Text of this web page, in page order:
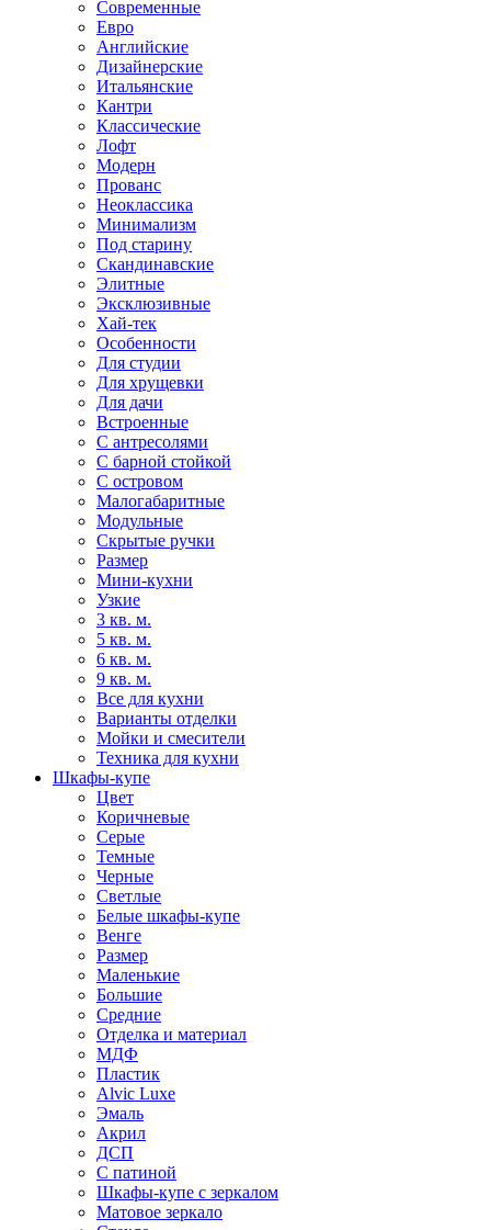
Современные
Евро
Английские
Дизайнерские
Итальянские
Кантри
Классические
Лофт
Модерн
Прованс
Неоклассика
Минимализм
Под старину
Скандинавские
Элитные
Эксклюзивные
Хай-тек
Особенности
Для студии
Для хрущевки
Для дачи
Встроенные
С антресолями
С барной стойкой
С островом
Малогабаритные
Модульные
Скрытые ручки
Размер
Мини-кухни
Узкие
3 кв. м.
5 кв. м.
6 кв. м.
9 кв. м.
Все для кухни
Варианты отделки
Мойки и смесители
Техника для кухни
Шкафы-купе
Цвет
Коричневые
Серые
Темные
Черные
Светлые
Белые шкафы-купе
Венге
Размер
Маленькие
Большие
Средние
Отделка и материал
МДФ
Пластик
Alvic Luxe
Эмаль
Акрил
ДСП
С патиной
Шкафы-купе с зеркалом
Матовое зеркало